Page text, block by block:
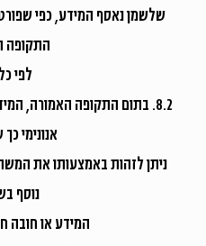
שלשמן נאסף המידע, כפי
התקופה
לפי
8.2. בתום התקופה האמורה,
אנונימי
ניתן לזהות באמצעותו את
נוסף
המידע או חובה